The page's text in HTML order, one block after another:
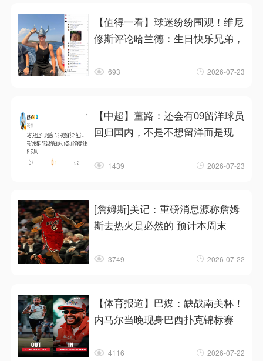
【值得一看】球迷纷纷围观！维尼
修斯评论哈兰德：生日快乐兄弟，
693 2026-07-23
【中超】董路：还会有09留洋球员
回归国内，不是不想留洋而是现
1439 2026-07-23
[詹姆斯]美记：重磅消息源称詹姆
斯去热火是必然的 预计本周末
3749 2026-07-22
【体育报道】巴媒：缺战南美杯！
内马尔当晚现身巴西扑克锦标赛
4116 2026-07-22